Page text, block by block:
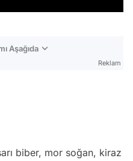
Aşağıda
Reklam
biber, mor soğan, kiraz